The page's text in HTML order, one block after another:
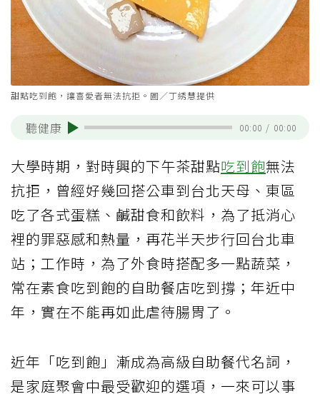
甜點吃到飽，讓喜愛者無法抗拒。圖／丁綉慧提供
聽健康 00:00 / 00:00
大學時期，對時興的下午茶甜點吃到飽無法
抗拒，曾經好幾回搭公車到台北天母、東區
吃了各式蛋糕、鹹甜食和飲料，為了抵消心
裡的罪惡感和熱量，再花半天步行回台北車
站；工作時，為了外食時搭配多一點蔬菜，
常在素食吃到飽的自助餐店吃到撐；年近中
年，實在不能再如此虐待腸胃了。
近年「吃到飽」漸成為高級自助餐代名詞，
是家庭聚會中最受歡迎的選項，一來可以事